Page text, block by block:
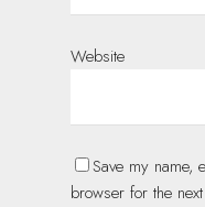
Website
Save my name,
browser for the